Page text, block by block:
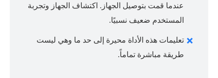
عندما قمت بتوصيل الجهاز. اكتشاف الجهاز وتجربة
المستخدم ضعيف نسبيًا.
تعليمات هذه الأداة محيرة إلى حد ما وهي ليست
طريقة مباشرة تماماً.